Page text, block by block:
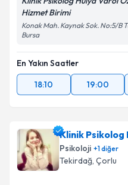
Hizmet Birimi
Konak Mah. Kaynak Sok. No:5/B
Bursa
En Yakın Saatler
18:10
19:00
Klinik Psikolog
Psikoloji +1diğer
Tekirdağ, Çorlu